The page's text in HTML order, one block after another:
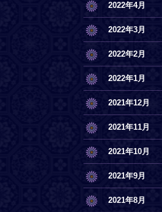
2022年4月
2022年3月
2022年2月
2022年1月
2021年12月
2021年11月
2021年10月
2021年9月
2021年8月